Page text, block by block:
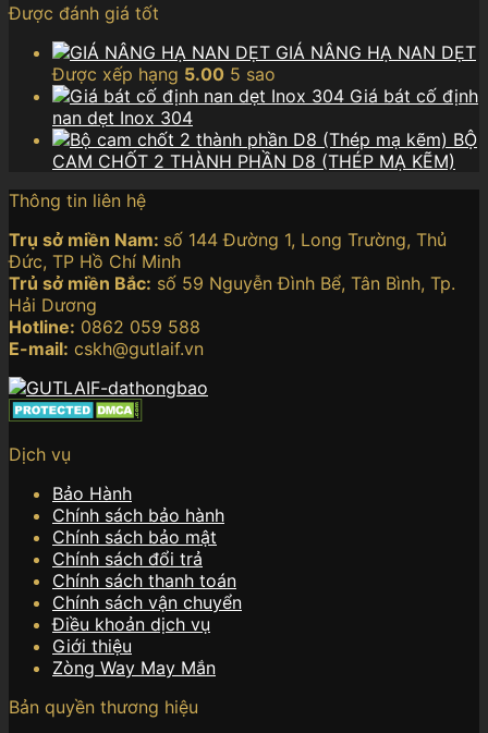
Được đánh giá tốt
GIÁ NÂNG HẠ NAN DẸT
Được xếp hạng 5.00 5 sao
Giá bát cố định
nan dẹt Inox 304
BỘ
CAM CHỐT 2 THÀNH PHẦN D8 (THÉP MẠ KẼM)
Thông tin liên hệ
Trụ sở miền Nam: số 144 Đường 1, Long Trường, Thủ
Đức, TP Hồ Chí Minh
Trủ sở miền Bắc: số 59 Nguyễn Đình Bể, Tân Bình, Tp.
Hải Dương
Hotline: 0862 059 588
E-mail: cskh@gutlaif.vn
Dịch vụ
Bảo Hành
Chính sách bảo hành
Chính sách bảo mật
Chính sách đổi trả
Chính sách thanh toán
Chính sách vận chuyển
Điều khoản dịch vụ
Giới thiệu
Zòng Way May Mắn
Bản quyền thương hiệu